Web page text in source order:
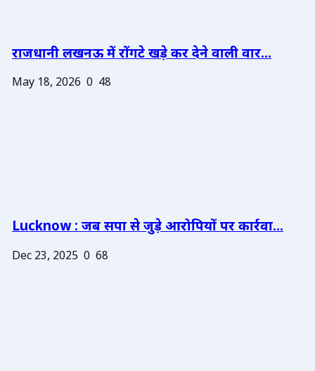
राजधानी लखनऊ में रोंगटे खड़े कर देने वाली वार...
May 18, 2026 0 48
Lucknow : जब सपा से जुड़े आरोपियों पर कार्रवा...
Dec 23, 2025 0 68